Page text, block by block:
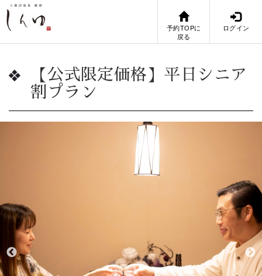
予約TOPに
戻る
ログイン
【公式限定価格】平日シニア
割プラン